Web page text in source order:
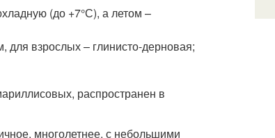
(до +7°С), а летом –
для взрослых – глинисто-дерновая;
распространен в
многолетнее, с небольшими